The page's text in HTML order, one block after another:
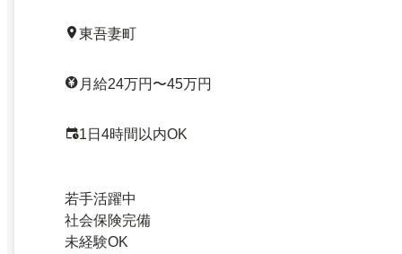
東吾妻町
月給24万円〜45万円
1日4時間以内OK
若手活躍中
社会保険完備
未経験OK